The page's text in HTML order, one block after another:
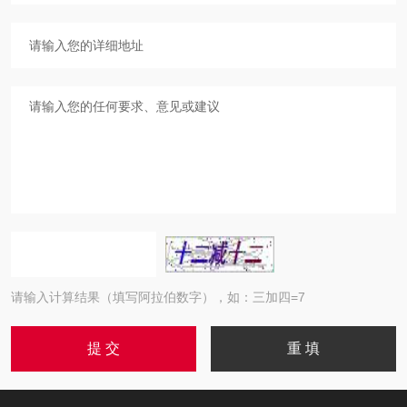
请输入计算结果（填写阿拉伯数字），如：三加四=7